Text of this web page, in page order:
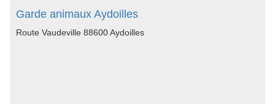
Garde animaux Aydoilles
Route Vaudeville 88600 Aydoilles